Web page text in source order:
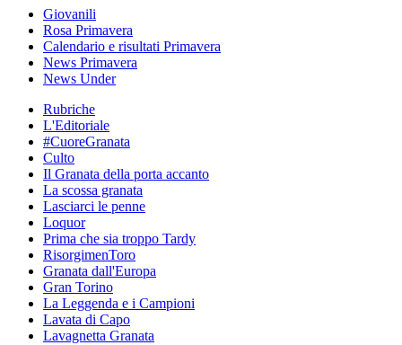
Giovanili
Rosa Primavera
Calendario e risultati Primavera
News Primavera
News Under
Rubriche
L'Editoriale
#CuoreGranata
Culto
Il Granata della porta accanto
La scossa granata
Lasciarci le penne
Loquor
Prima che sia troppo Tardy
RisorgimenToro
Granata dall'Europa
Gran Torino
La Leggenda e i Campioni
Lavata di Capo
Lavagnetta Granata